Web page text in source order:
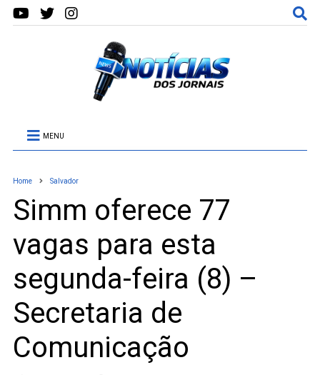
MENU
Home Salvador
Simm oferece 77
vagas para esta
segunda-feira (8) –
Secretaria de
Comunicação